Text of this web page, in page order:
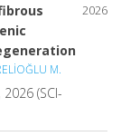
2026
M.
(SCI-